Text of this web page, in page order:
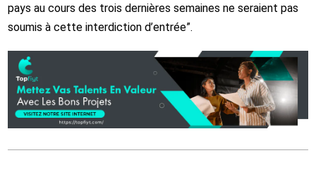
pays au cours des trois dernières semaines ne seraient pas
soumis à cette interdiction d’entrée”.